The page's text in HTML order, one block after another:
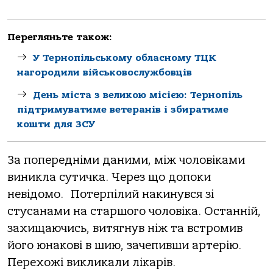
Перегляньте також:
У Тернопільському обласному ТЦК
нагородили військовослужбовців
День міста з великою місією: Тернопіль
підтримуватиме ветеранів і збиратиме
кошти для ЗСУ
За попередніми даними, між чоловіками
виникла сутичка. Через що допоки
невідомо. Потерпілий накинувся зі
стусанами на старшого чоловіка. Останній,
захищаючись, витягнув ніж та встромив
його юнакові в шию, зачепивши артерію.
Перехожі викликали лікарів.